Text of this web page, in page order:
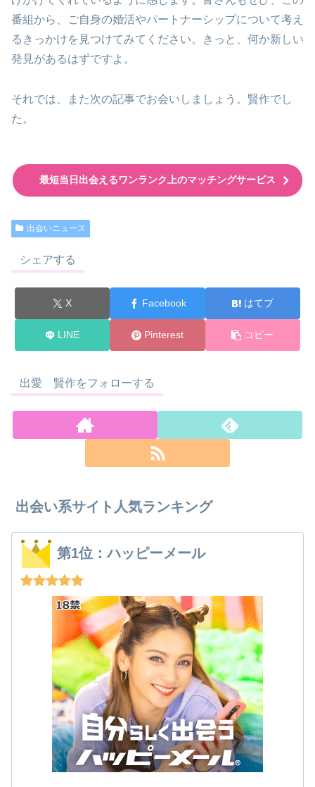
番組から、ご自身の婚活やパートナーシップについて考え
るきっかけを見つけてみてください。きっと、何か新しい
発見があるはずですよ。
それでは、また次の記事でお会いしましょう。賢作でし
た。
最短当日出会えるワンランク上のマッチングサービス
出会いニュース
シェアする
X Facebook はてブ
LINE Pinterest コピー
出愛 賢作をフォローする
出会い系サイト人気ランキング
第1位：ハッピーメール